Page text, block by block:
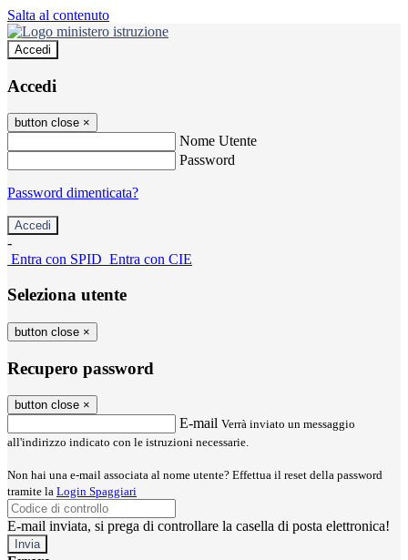
Salta al contenuto
Accedi
Accedi
button close ×
Nome Utente
Password
Password dimenticata?
-
Entra con SPID Entra con CIE
Seleziona utente
button close ×
Recupero password
button close ×
E-mail Verrà inviato un messaggio
all'indirizzo indicato con le istruzioni necessarie.
Non hai una e-mail associata al nome utente? Effettua il reset della password
tramite la Login Spaggiari
E-mail inviata, si prega di controllare la casella di posta elettronica!